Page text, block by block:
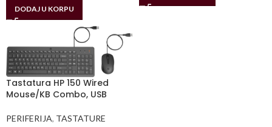
DODAJ U KORPU
Tastatura HP 150 Wired
Mouse/KB Combo, USB
PERIFERIJA, TASTATURE